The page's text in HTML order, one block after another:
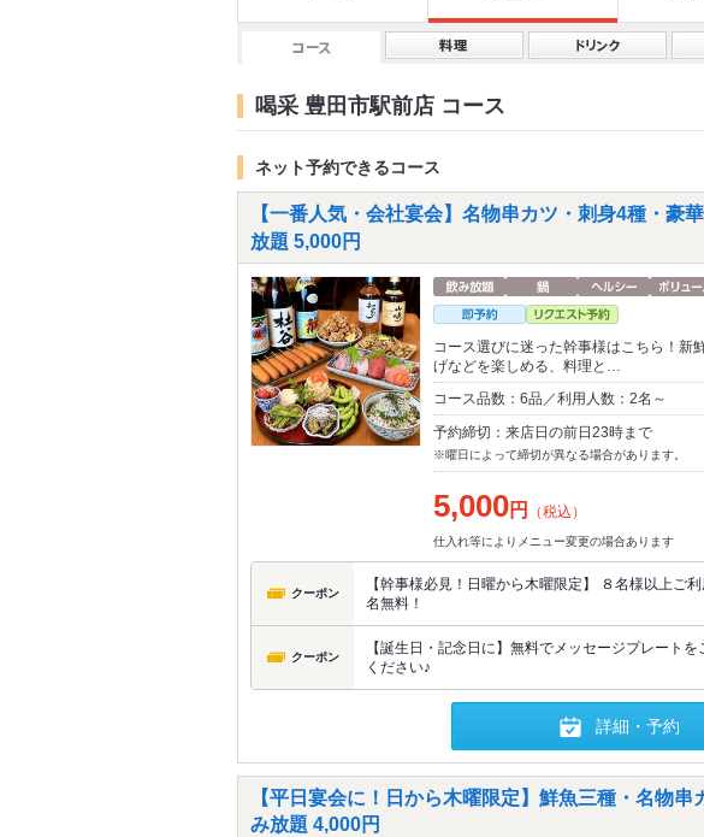
喝采 豊田市駅前店 コース
ネット予約できるコース
【一番人気・会社宴会】名物串カツ・刺身4種・豪
放題 5,000円
コース選びに迷った幹事様はこちら！新
げなどを楽しめる、料理と…
コース品数：6品／利用人数：2名～
予約締切：来店日の前日23時まで
※曜日によって締切が異なる場合があります。
5,000円 （税込）
仕入れ等によりメニュー変更の場合あります
クーポン
【幹事様必見！日曜から木曜限定】 ８名様以上ご
名無料！
クーポン
【誕生日・記念日に】無料でメッセージプレート
ください♪
詳細・予約
【平日宴会に！日から木曜限定】鮮魚三種・名物
み放題 4,000円